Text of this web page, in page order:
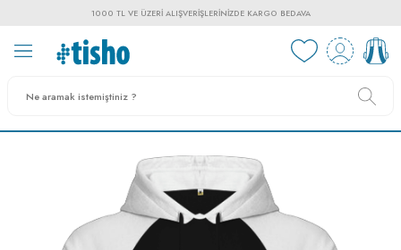
1000 TL VE ÜZERI ALIŞVERIŞLERINIZDE KARGO BEDAVA